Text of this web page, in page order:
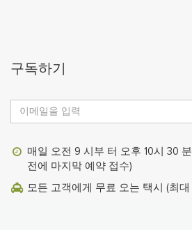
구독하기
매일 오전 9 시부 터 오후 10시 30
전에 마지막 예약 접수)
모든 고객에게 무료 오는 택시 (최